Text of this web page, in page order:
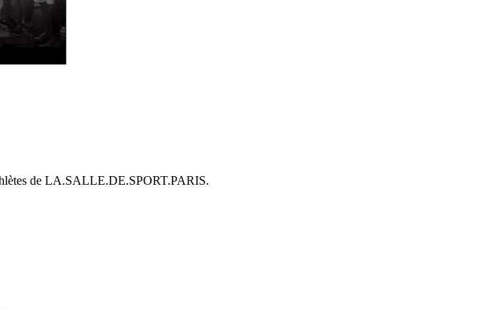
de LA.SALLE.DE.SPORT.PARIS.